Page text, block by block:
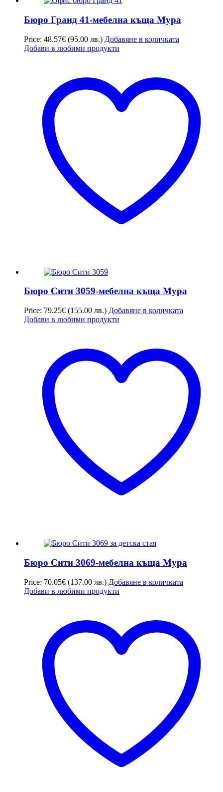
Бюро Гранд 41-мебелна къща Мура
Price: 48.57€ (95.00 лв.) Добавяне в количката
Добави в любими продукти
Бюро Сити 3059-мебелна къща Мура
Price: 79.25€ (155.00 лв.) Добавяне в количката
Добави в любими продукти
Бюро Сити 3069-мебелна къща Мура
Price: 70.05€ (137.00 лв.) Добавяне в количката
Добави в любими продукти